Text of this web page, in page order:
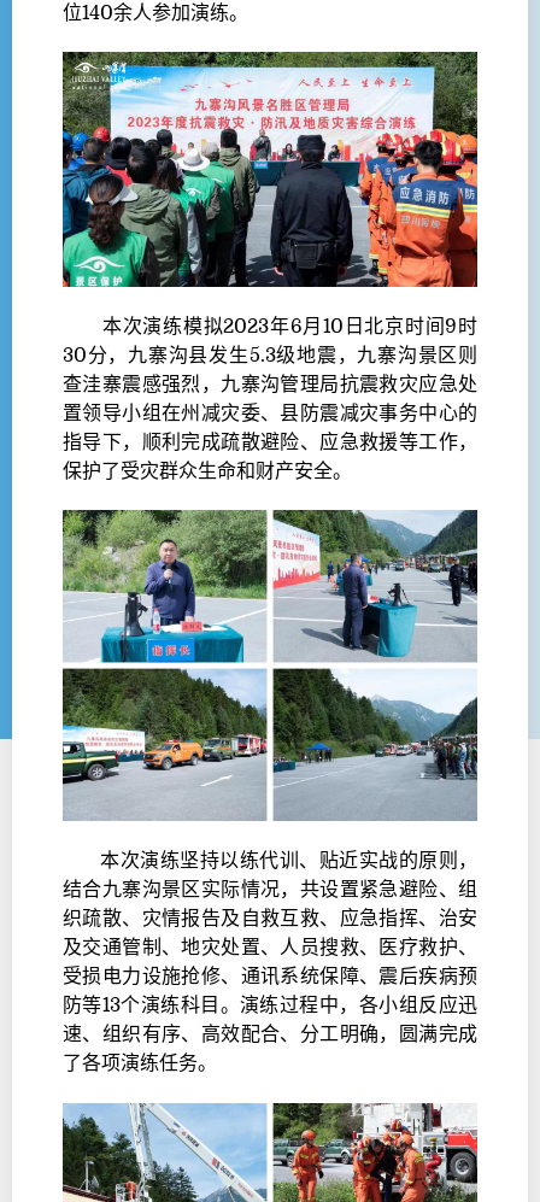
位140余人参加演练。
本次演练模拟2023年6月10日北京时间9时
30分，九寨沟县发生5.3级地震，九寨沟景区则
查洼寨震感强烈，九寨沟管理局抗震救灾应急处
置领导小组在州减灾委、县防震减灾事务中心的
指导下，顺利完成疏散避险、应急救援等工作，
保护了受灾群众生命和财产安全。
本次演练坚持以练代训、贴近实战的原则，
结合九寨沟景区实际情况，共设置紧急避险、组
织疏散、灾情报告及自救互救、应急指挥、治安
及交通管制、地灾处置、人员搜救、医疗救护、
受损电力设施抢修、通讯系统保障、震后疾病预
防等13个演练科目。演练过程中，各小组反应迅
速、组织有序、高效配合、分工明确，圆满完成
了各项演练任务。